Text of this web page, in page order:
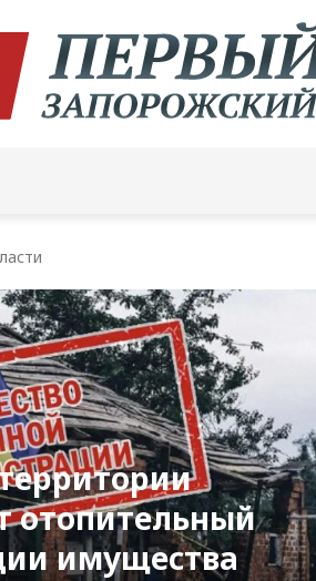
отопительный
имущества